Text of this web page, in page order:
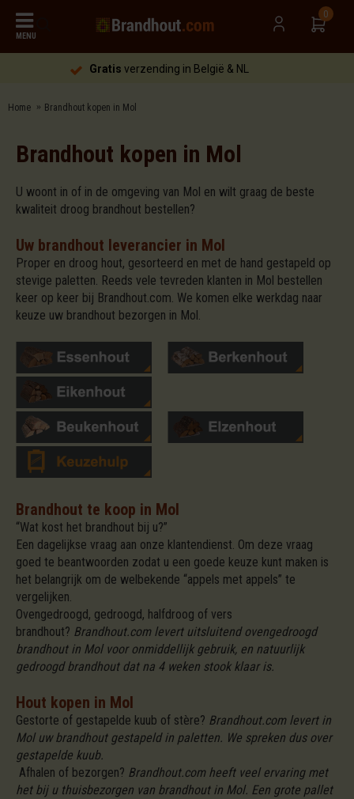
MENU
0
Gratisverzending in België & NL
Home Brandhout kopen in Mol
Brandhout kopen in Mol
U woont in of in de omgeving van Mol en wilt graag de beste
kwaliteit droog brandhout bestellen?
Uw brandhout leverancier in Mol
Proper en droog hout, gesorteerd en met de hand gestapeld op
stevige paletten. Reeds vele tevreden klanten in Mol bestellen
keer op keer bij Brandhout.com. We komen elke werkdag naar
keuze uw brandhout bezorgen in Mol.
Brandhout te koop in Mol
“Wat kost het brandhout bij u?”
Een dagelijkse vraag aan onze klantendienst. Om deze vraag
goed te beantwoorden zodat u een goede keuze kunt maken is
het belangrijk om de welbekende “appels met appels” te
vergelijken.
Ovengedroogd, gedroogd, halfdroog of vers
brandhout? Brandhout.com levert uitsluitend ovengedroogd
brandhout in Mol voor onmiddellijk gebruik, en natuurlijk
gedroogd brandhout dat na 4 weken stook klaar is.
Hout kopen in Mol
Gestorte of gestapelde kuub of stère? Brandhout.com levert in
Mol uw brandhout gestapeld in paletten. We spreken dus over
gestapelde kuub.
Afhalen of bezorgen? Brandhout.com heeft veel ervaring met
het bij u thuisbezorgen van brandhout in Mol. Een grote pallet